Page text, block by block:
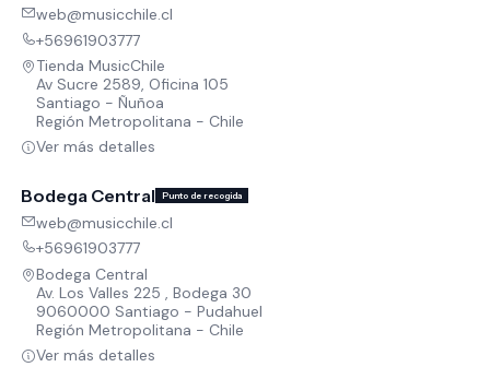
web@musicchile.cl
+56961903777
Tienda MusicChile
Av Sucre 2589, Oficina 105
Santiago - Ñuñoa
Región Metropolitana - Chile
Ver más detalles
Bodega Central Punto de recogida
web@musicchile.cl
+56961903777
Bodega Central
Av. Los Valles 225 , Bodega 30
9060000 Santiago - Pudahuel
Región Metropolitana - Chile
Ver más detalles